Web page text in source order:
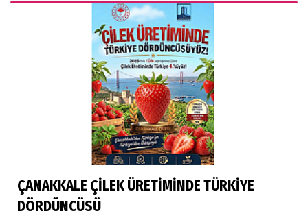
ÇANAKKALE ÇİLEK ÜRETİMİNDE TÜRKİYE
DÖRDÜNCÜSÜ